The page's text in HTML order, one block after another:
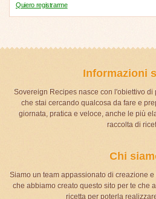
Quiero registrarme
Informazioni
Sovereign Recipes nasce con l'obiettivo di
che stai cercando qualcosa da fare e
giornata, pratica e veloce, anche le più
raccolta di
Chi
Siamo un team appassionato di creazione
che abbiamo creato questo sito per te che
ricetta per poterla